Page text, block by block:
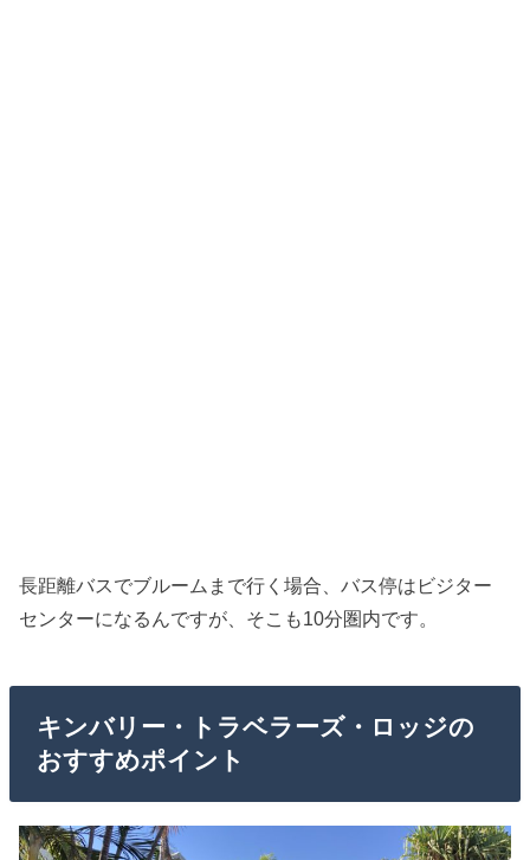
長距離バスでブルームまで行く場合、バス停はビジター
センターになるんですが、そこも10分圏内です。
キンバリー・トラベラーズ・ロッジの
おすすめポイント